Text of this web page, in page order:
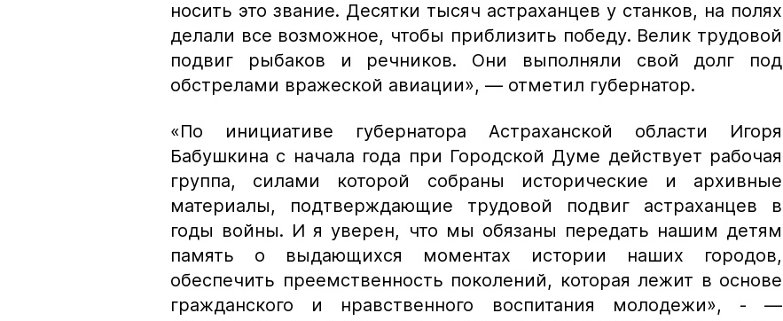
носить это звание. Десятки тысяч астраханцев у станков, на полях
делали все возможное, чтобы приблизить победу. Велик трудовой
подвиг рыбаков и речников. Они выполняли свой долг под
обстрелами вражеской авиации», — отметил губернатор.
«По инициативе губернатора Астраханской области Игоря
Бабушкина с начала года при Городской Думе действует рабочая
группа, силами которой собраны исторические и архивные
материалы, подтверждающие трудовой подвиг астраханцев в
годы войны. И я уверен, что мы обязаны передать нашим детям
память о выдающихся моментах истории наших городов,
обеспечить преемственность поколений, которая лежит в основе
гражданского и нравственного воспитания молодежи», - —